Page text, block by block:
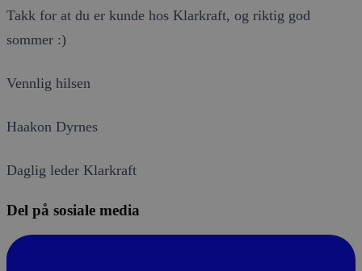
Takk for at du er kunde hos Klarkraft, og riktig god
sommer :)
Vennlig hilsen
Haakon Dyrnes
Daglig leder Klarkraft
Del på sosiale media